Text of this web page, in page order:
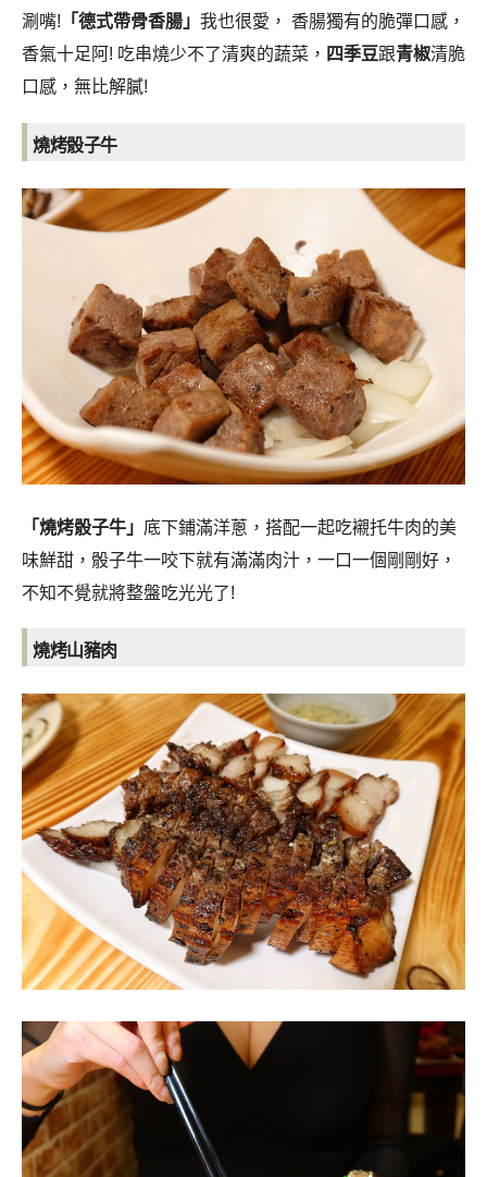
涮嘴! 「德式帶骨香腸」 我也很愛， 香腸獨有的脆彈口感，
香氣十足阿! 吃串燒少不了清爽的蔬菜， 四季豆跟青椒清脆
口感，無比解膩!
燒烤骰子牛
「燒烤骰子牛」 底下鋪滿洋蔥， 搭配一起吃襯托牛肉的美
味鮮甜，骰子牛一咬下就有滿滿肉汁，一口一個剛剛好，
不知不覺就將整盤吃光光了!
燒烤山豬肉